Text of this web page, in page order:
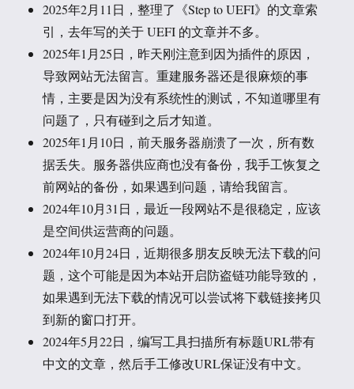
2025年2月11日，整理了《Step to UEFI》的文章索
引，去年写的关于 UEFI 的文章并不多。
2025年1月25日，昨天刚注意到因为插件的原因，
导致网站无法留言。重建服务器还是很麻烦的事
情，主要是因为没有系统性的测试，不知道哪里有
问题了，只有碰到之后才知道。
2025年1月10日，前天服务器崩溃了一次，所有数
据丢失。服务器供应商也没有备份，我手工恢复之
前网站的备份，如果遇到问题，请给我留言。
2024年10月31日，最近一段网站不是很稳定，应该
是空间供运营商的问题。
2024年10月24日，近期很多朋友反映无法下载的问
题，这个可能是因为本站开启防盗链功能导致的，
如果遇到无法下载的情况可以尝试将下载链接拷贝
到新的窗口打开。
2024年5月22日，编写工具扫描所有标题URL带有
中文的文章，然后手工修改URL保证没有中文。